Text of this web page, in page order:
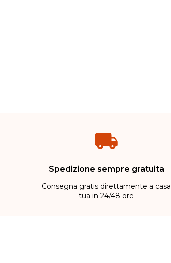
Spedizione sempre gratuita
Consegna gratis direttamente a casa
tua in 24/48 ore